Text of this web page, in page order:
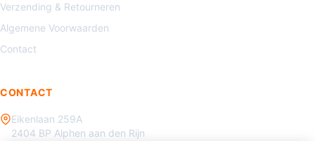
Verzending & Retourneren
Algemene Voorwaarden
Contact
CONTACT
Eikenlaan 259A
2404 BP Alphen aan den Rijn